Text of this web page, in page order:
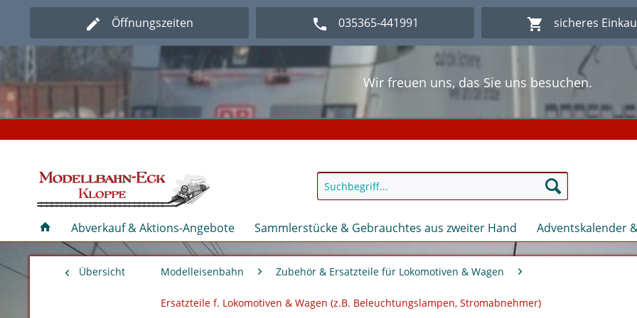
Öffnungszeiten 035365-441991 sicheres
Wir freuen uns, das Sie uns besuchen.
Herzlich Willkommen im Onlineshop Modellbahn - Eck
Wir freuen uns, das Sie uns besuchen.
Herzlich Willkommen im Onlineshop Modellbahn - Eck
Abverkauf & Aktions-Angebote Sammlerstücke & Gebrauchtes aus zweiter Hand Adventskalender
Übersicht Modelleisenbahn Zubehör & Ersatzteile für Lokomotiven & Wagen
Ersatzteile f. Lokomotiven & Wagen (z.B. Beleuchtungslampen, Stromabnehmer)